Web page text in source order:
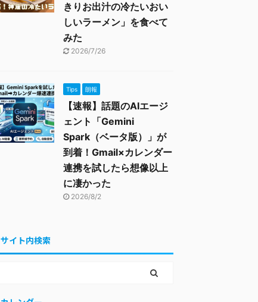
きりお出汁の冷たいおい
しいラーメン」を食べて
みた
2026/7/26
Tips 朗報
【速報】話題のAIエージ
ェント「Gemini
Spark（ベータ版）」が
到着！Gmail×カレンダー
連携を試したら想像以上
に凄かった
2026/8/2
サイト内検索